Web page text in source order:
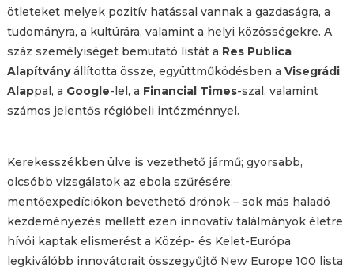
ötleteket melyek pozitív hatással vannak a gazdaságra, a
tudományra, a kultúrára, valamint a helyi közösségekre. A
száz személyiséget bemutató listát a Res Publica
Alapítványállította össze, együttműködésben a Visegrádi
Alappal, a Google-lel, a Financial Times-szal, valamint
számos jelentős régióbeli intézménnyel.
Kerekesszékben ülve is vezethető jármű; gyorsabb,
olcsóbb vizsgálatok az ebola szűrésére;
mentőexpedíciókon bevethető drónok – sok más haladó
kezdeményezés mellett ezen innovatív találmányok életre
hívói kaptak elismerést a Közép- és Kelet-Európa
legkiválóbb innovátorait összegyűjtő New Europe 100 lista